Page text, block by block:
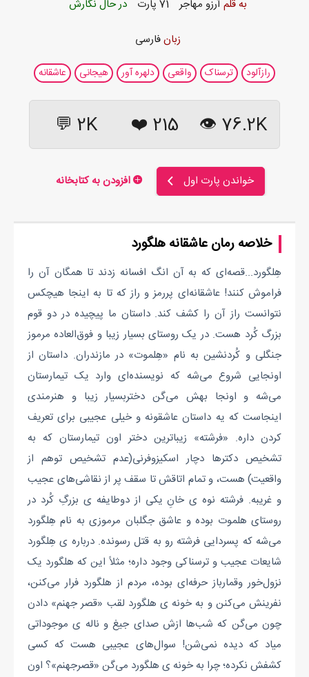
به قلمآرزو مهاجر 71 پارت در حال نگارش
زبانفارسی
رازآلود ترسناک واقعی دلهره آور هیجانی عاشقانه
76.2K 👁
215
❤️
2K 💬
خواندن پارت اول افزودن به کتابخانه
خلاصه رمان عاشقانه هلگورد
هِلگورد...قصه‌ای که به آن انگ افسانه زدند تا همگان آن را
فراموش کنند! عاشقانه‌ای پررمز و راز که تا به اینجا هیچکس
نتوانست راز آن را کشف کند. داستان ما پیچیده در دو قوم
بزرگ کُرد هست. در یک روستای بسیار زیبا و فوق‌العاده مرموز
جنگلی و کُردنشین به نام «هِلموت» در مازندران. داستان از
اونجایی شروع می‌شه که نویسنده‌ای وارد یک تیمارستان
می‌شه و اونجا بهش می‌گن دختربسیار زیبا و هنرمندی
اینجاست که یه داستان عاشقونه و خیلی عجیبی برای تعریف
کردن داره. «فرشته» زیباترین دختر اون تیمارستان که به
تشخیص دکترها دچار اسکیزوفرنی(عدم تشخیص توهم از
واقعیت) هست، و تمام اتاقش تا سقف پر از نقاشی‌های عجیب
و غریبه. فرشته نوه ی خانِ یکی از دوطایفه ی بزرگِ کُرد در
روستای هلموت بوده و عاشق جگلبان مرموزی به نام هِلگورد
می‌شه که پسردایی فرشته رو به قتل رسونده. درباره ی هِلگورد
شایعات عجیب و ترسناکی وجود داره؛ مثلاً این که هلگورد یک
نزول‌خور وقمارباز حرفه‌ای بوده، مردم از هلگورد فرار می‌کنن،
نفرینش می‌کنن و به خونه ی هلگورد لقب «قصر جهنم» دادن
چون می‌گن که شب‌ها ازش صدای جیغ و ناله ی موجوداتی
میاد که دیده نمی‌شن! سوال‌های عجیبی هست که کسی
کشفش نکرده؛ چرا به خونه ی هلگورد می‌گن «قصرجهنم»؟ اون